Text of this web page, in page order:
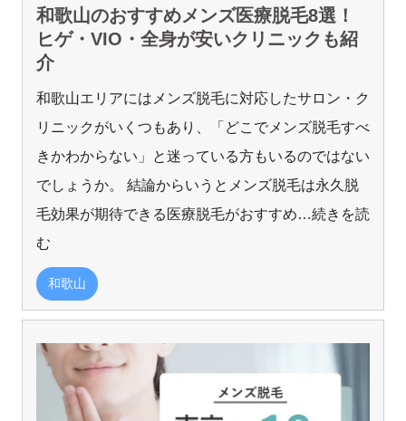
和歌山のおすすめメンズ医療脱毛8選！
ヒゲ・VIO・全身が安いクリニックも紹
介
和歌山エリアにはメンズ脱毛に対応したサロン・ク
リニックがいくつもあり、「どこでメンズ脱毛すべ
きかわからない」と迷っている方もいるのではない
でしょうか。 結論からいうとメンズ脱毛は永久脱
毛効果が期待できる医療脱毛がおすすめ…続きを読
む
和歌山